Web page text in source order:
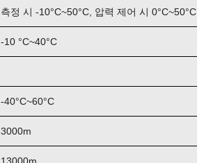
측정 시 -10°C~50°C, 압력 제어 시 0°C~50°C
-10 °C~40°C
-40°C~60°C
3000m